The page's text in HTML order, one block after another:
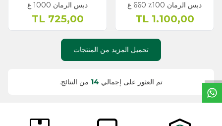
دبس الرمان 100٪ ‏660 غ
1.100,00
TL
دبس الرمان 1000 غ
725,00
TL
تحميل المزيد من المنتجات
تم العثور على إجمالي 14 من النتائج.